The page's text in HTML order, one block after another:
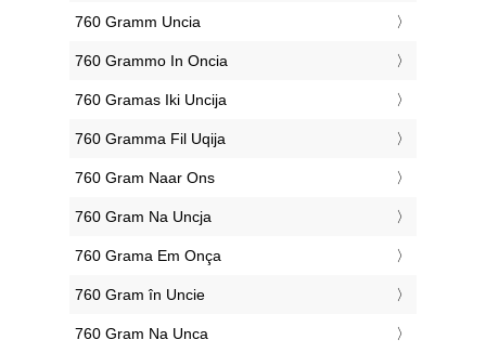
‎760 Gramm Uncia
‎760 Grammo In Oncia
‎760 Gramas Iki Uncija
‎760 Gramma Fil Uqija
‎760 Gram Naar Ons
‎760 Gram Na Uncja
‎760 Grama Em Onça
‎760 Gram în Uncie
‎760 Gram Na Unca